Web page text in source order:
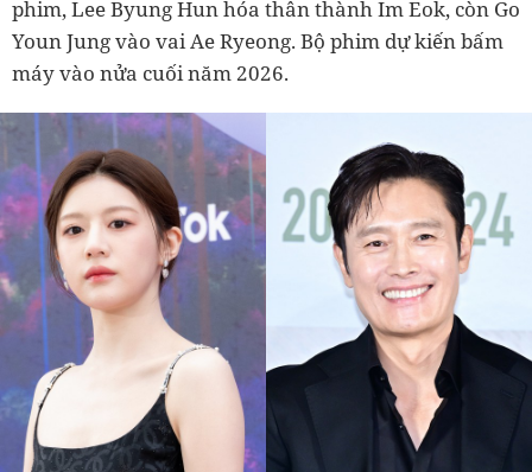
phim, Lee Byung Hun hóa thân thành Im Eok, còn Go
Youn Jung vào vai Ae Ryeong. Bộ phim dự kiến bấm
máy vào nửa cuối năm 2026.